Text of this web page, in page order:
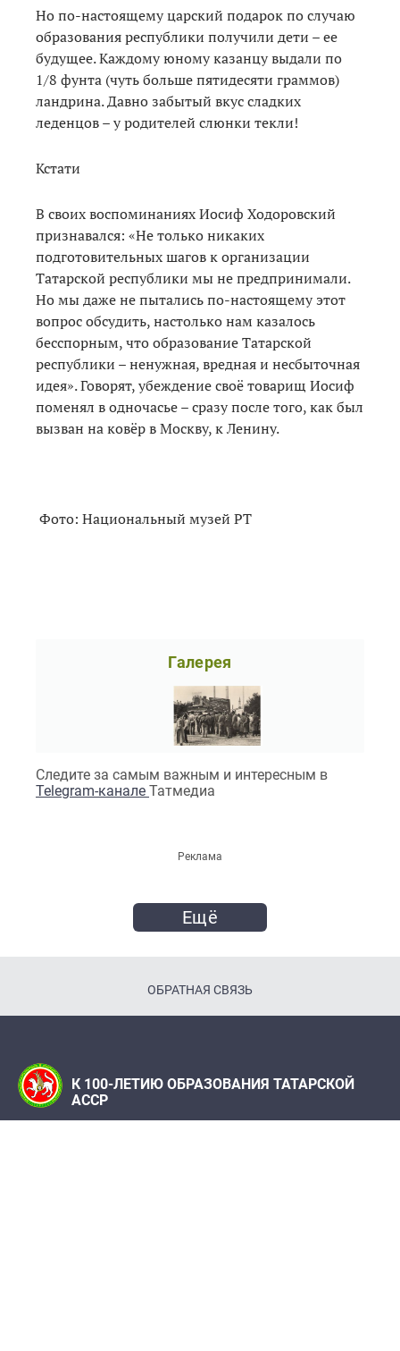
Но по-настоящему царский подарок по случаю
образования республики получили дети – ее
будущее. Каждому юному казанцу выдали по
1/8 фунта (чуть больше пятидесяти граммов)
ландрина. Давно забытый вкус сладких
леденцов – у родителей слюнки текли!
Кстати
В своих воспоминаниях Иосиф Ходоровский
признавался: «Не только никаких
подготовительных шагов к организации
Татарской республики мы не предпринимали.
Но мы даже не пытались по-настоящему этот
вопрос обсудить, настолько нам казалось
бесспорным, что образование Татарской
республики – ненужная, вредная и несбыточная
идея». Говорят, убеждение своё товарищ Иосиф
поменял в одночасье – сразу после того, как был
вызван на ковёр в Москву, к Ленину.
Фото: Национальный музей РТ
Галерея
Следите за самым важным и интересным в
Telegram-канале Татмедиа
Реклама
Ещё
ОБРАТНАЯ СВЯЗЬ
К 100-ЛЕТИЮ ОБРАЗОВАНИЯ ТАТАРСКОЙ
АССР